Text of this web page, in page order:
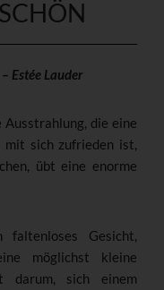
Estée Lauder
die eine
sich zufrieden ist,
übt eine enorme
Gesicht,
möglichst kleine
darum, sich einem